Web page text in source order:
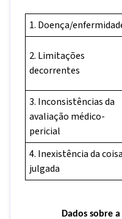
1. Doença/
2. Limitações
decorrentes
3. Inconsistências da
avaliação médico-
pericial
4. Inexistência da coisa
julgada
Dados sobre